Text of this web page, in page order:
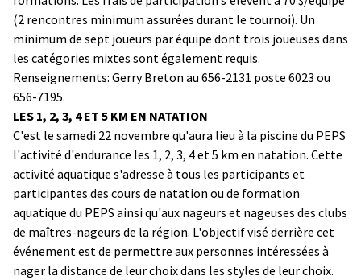
(2 rencontres minimum assurées durant le tournoi). Un
minimum de sept joueurs par équipe dont trois joueuses dans
les catégories mixtes sont également requis.
Renseignements: Gerry Breton au 656-2131 poste 6023 ou
656-7195.
LES 1, 2, 3, 4 ET 5 KM EN NATATION
C'est le samedi 22 novembre qu'aura lieu à la piscine du PEPS
l'activité d'endurance les 1, 2, 3, 4 et 5 km en natation. Cette
activité aquatique s'adresse à tous les participants et
participantes des cours de natation ou de formation
aquatique du PEPS ainsi qu'aux nageurs et nageuses des clubs
de maîtres-nageurs de la région. L'objectif visé derrière cet
événement est de permettre aux personnes intéressées à
nager la distance de leur choix dans les styles de leur choix.